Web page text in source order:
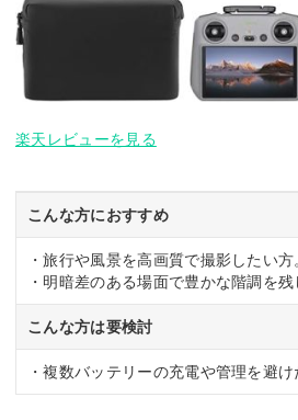
楽天レビューを見る
こんな方におすすめ
・旅行や風景を高画質で撮影したい方
・明暗差のある場面で豊かな階調を残
こんな方は要検討
・複数バッテリーの充電や管理を避け